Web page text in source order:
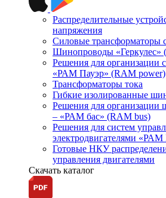
Распределительные
напряжения
Силовые трансформаторы
Шинопроводы «Геркулес»
Решения для организации
«РАМ Пауэр» (RAM power)
Трансформаторы тока
Гибкие изолированные
Решения для
– «РАМ бас» (RAM bus)
Решения для систем
электродвигателями
Готовые НКУ
управления двигателями
Скачать каталог